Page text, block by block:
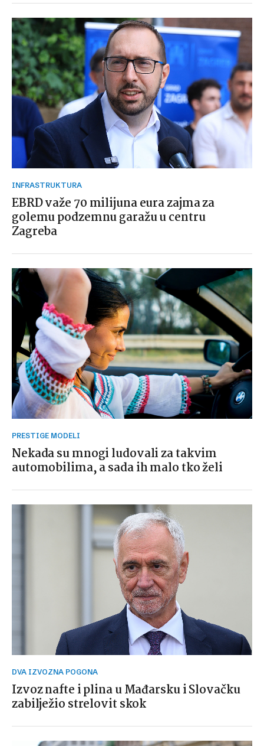
INFRASTRUKTURA
EBRD važe 70 milijuna eura zajma za
golemu podzemnu garažu u centru
Zagreba
PRESTIGE MODELI
Nekada su mnogi ludovali za takvim
automobilima, a sada ih malo tko želi
DVA IZVOZNA POGONA
Izvoz nafte i plina u Mađarsku i Slovačku
zabilježio strelovit skok